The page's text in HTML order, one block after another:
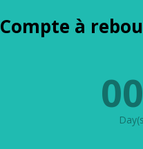
Compte à